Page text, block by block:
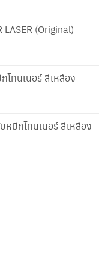
(Original)
ทนเนอร์ สีเหลือง
มึกโทนเนอร์ สีเหลือง